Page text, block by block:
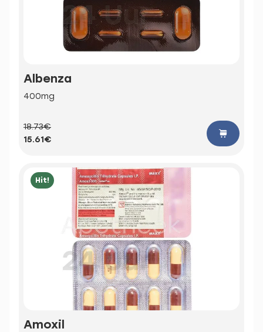
Albenza
400mg
18.73€
15.61€
Hit!
Amoxil